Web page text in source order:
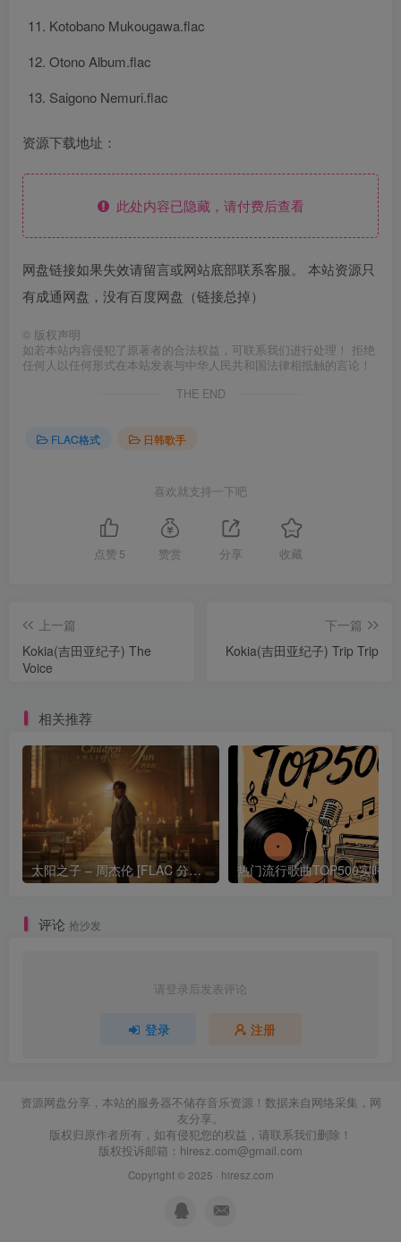
Kotobano Mukougawa.flac
Otono Album.flac
Saigono Nemuri.flac
资源下载地址：
此处内容已隐藏，请付费后查看
网盘链接如果失效请留言或网站底部联系客服。 本站资源只
有成通网盘，没有百度网盘（链接总掉）
© 版权声明
如若本站内容侵犯了原著者的合法权益，可联系我们进行处理！ 拒绝
任何人以任何形式在本站发表与中华人民共和国法律相抵触的言论！
THE END
FLAC格式 日韩歌手
喜欢就支持一下吧
点赞 5 赞赏 分享 收藏
上一篇
Kokia(吉田亚纪子) The
Voice
下一篇
Kokia(吉田亚纪子) Trip Trip
相关推荐
太阳之子 – 周杰伦 [FLAC 分轨 192Khz 24bit]
评论 抢沙发
请登录后发表评论
登录 注册
资源网盘分享，本站的服务器不储存音乐资源！数据来自网络采集，网
友分享。
版权归原作者所有，如有侵犯您的权益，请联系我们删除！
版权投诉邮箱： hiresz.com@gmail.com
Copyright © 2025 · hiresz.com